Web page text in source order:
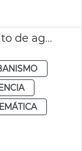
DOGV Protección BRL depósito de agua